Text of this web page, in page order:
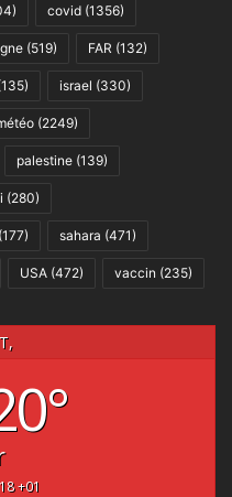
covid (1356)
(519) FAR (132)
israel (330)
(2249)
palestine (139)
(280)
(177) sahara (471)
USA (472) vaccin (235)
+01